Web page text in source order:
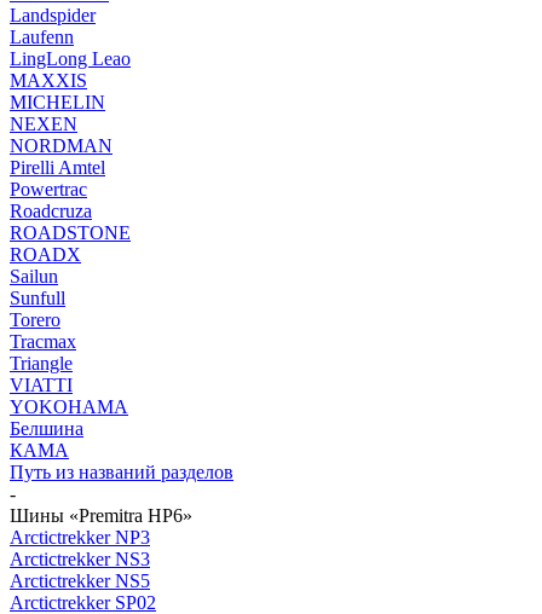
Landspider
Laufenn
LingLong Leao
MAXXIS
MICHELIN
NEXEN
NORDMAN
Pirelli Amtel
Powertrac
Roadcruza
ROADSTONE
ROADX
Sailun
Sunfull
Torero
Tracmax
Triangle
VIATTI
YOKOHAMA
Белшина
КАМА
Путь из названий разделов
-
Шины «Premitra HP6»
Arctictrekker NP3
Arctictrekker NS3
Arctictrekker NS5
Arctictrekker SP02